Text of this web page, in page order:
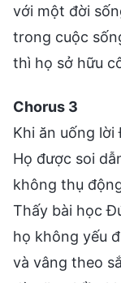
với một đời
trong cuộc
thì họ sở hữu
Chorus 3
Khi ăn uống
Họ được soi
không thụ
Thấy bài học
họ không yếu
và vâng theo